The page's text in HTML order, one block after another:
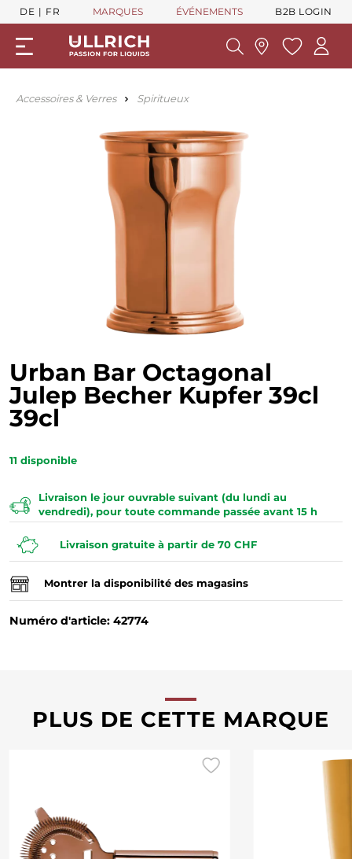
DE FR MARQUES ÉVÉNEMENTS B2B LOGIN
Accessoires & Verres Spiritueux
Urban Bar Octagonal
Julep Becher Kupfer 39cl
39cl
11 disponible
Livraison le jour ouvrable suivant (du lundi au
vendredi), pour toute commande passée avant 15 h
Livraison gratuite à partir de 70 CHF
Montrer la disponibilité des magasins
Numéro d'article: 42774
PLUS DE CETTE MARQUE